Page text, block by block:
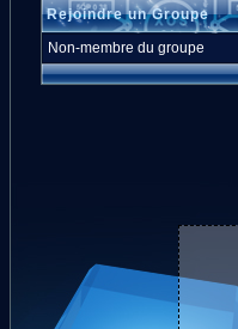
Rejoindre un Groupe
Non-membre du groupe